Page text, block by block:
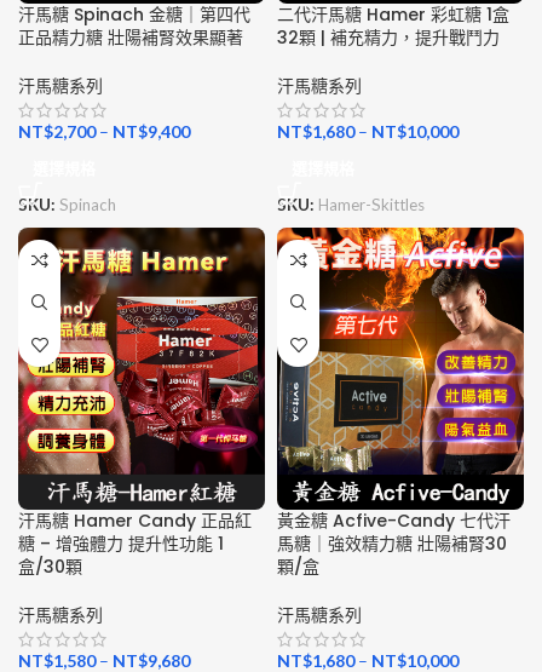
汗馬糖 Spinach 金糖｜第四代
正品精力糖 壯陽補腎效果顯著
汗馬糖系列
NT$2,700– NT$9,400
SKU: Spinach
二代汗馬糖 Hamer 彩虹糖 1盒
32顆 | 補充精力，提升戰鬥力
汗馬糖系列
NT$1,680– NT$10,000
SKU: Hamer-Skittles
汗馬糖 Hamer Candy 正品紅
糖 – 增強體力 提升性功能 1
盒/30顆
汗馬糖系列
NT$1,580– NT$9,680
黃金糖 Acfive-Candy 七代汗
馬糖｜強效精力糖 壯陽補腎30
顆/盒
汗馬糖系列
NT$1,680– NT$10,000